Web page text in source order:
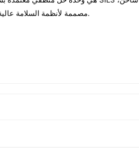
مصممة لأنظمة السلامة عالية التوافر في البيئات الصناعية القاسية.